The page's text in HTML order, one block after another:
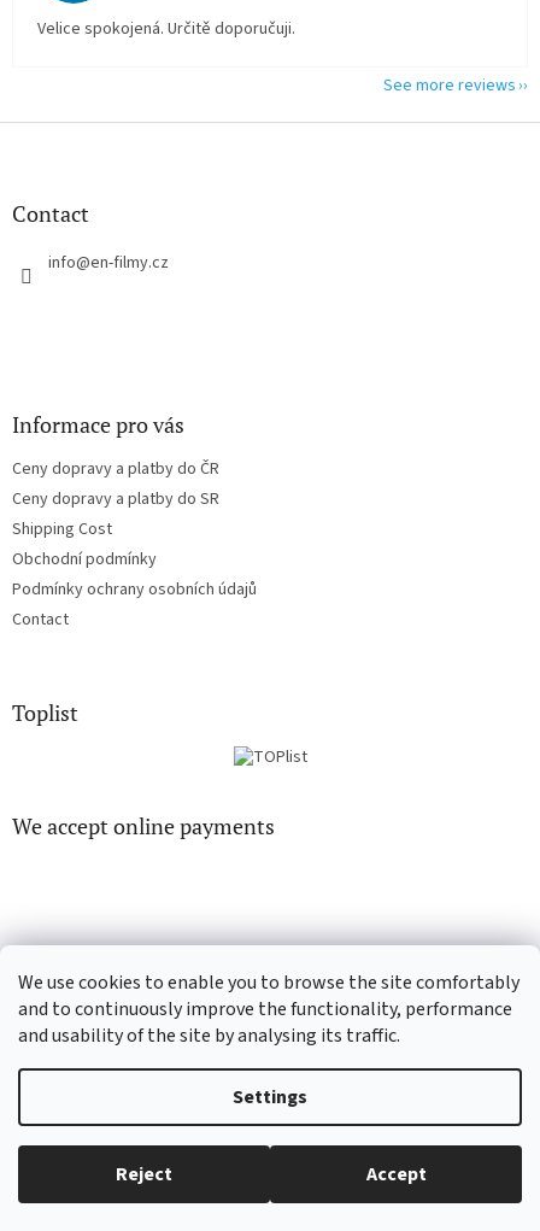
We use cookies to enable you to browse the site comfortably
and to continuously improve the functionality, performance
and usability of the site by analysing its traffic.
Settings
Reject Accept
Velice spokojená. Určitě doporučuji.
See more reviews
F
Contact
info@en-filmy.cz
Informace pro vás
Ceny dopravy a platby do ČR
Ceny dopravy a platby do SR
Shipping Cost
Obchodní podmínky
Podmínky ochrany osobních údajů
Contact
Toplist
We accept online payments
CD-Soundtrack.cz CD-hudba.cz
Created by Shoptet
Copyright 2026EN-filmy.cz . All rights reserved.Edit cookie settings